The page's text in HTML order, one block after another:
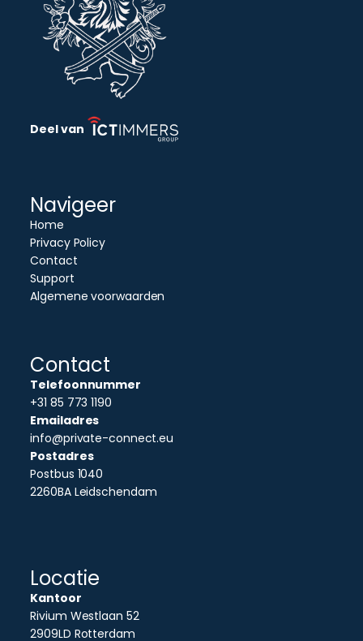
Deel van
Navigeer
Home
Privacy Policy
Contact
Support
Algemene voorwaarden
Contact
Telefoonnummer
+31 85 773 1190
Emailadres
info@private-connect.eu
Postadres
Postbus 1040
2260BA Leidschendam
Locatie
Kantoor
Rivium Westlaan 52
2909LD Rotterdam